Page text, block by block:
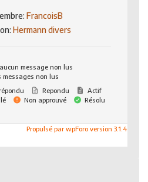
FrancoisB
Hermann divers
message non lus
messages non lus
Repondu
Actif
Non approuvé
Résolu
Propulsé par wpForo version 3.1.4